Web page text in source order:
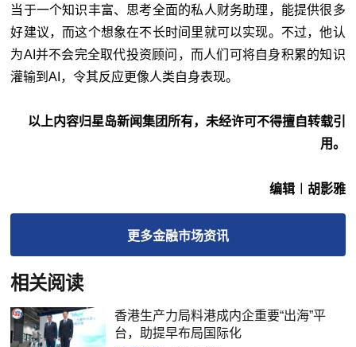
当于一个知识丰富、思考全面的私人财务助理，能提供很多
好建议，而这个想象在不长时间里就可以实现。不过，他认
为AI并不会完全取代投资顾问，而人们可将自身积累的知识
灌输到AI，令其反应更像人类自身表现。
以上内容归星岛新闻集团所有，未经许可不得擅自转载引
用。
编辑︱胡影雅
更多金融市场资讯
相关阅读
香港生产力局料港成内企重要“出海”平
台，助提早布局国际化